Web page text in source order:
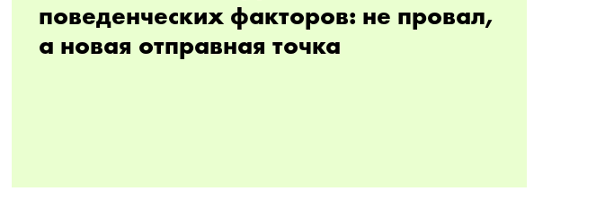
поведенческих факторов: не провал,
а новая отправная точка